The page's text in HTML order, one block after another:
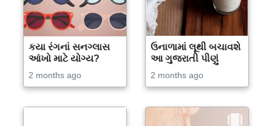
કયા રંગનાં સનગ્લાસ
આંખો માટે યોગ્ય?
2 months ago
ઉનાળામાં લૂથી બચાવશે
આ ગુજરાતી પીણું
2 months ago